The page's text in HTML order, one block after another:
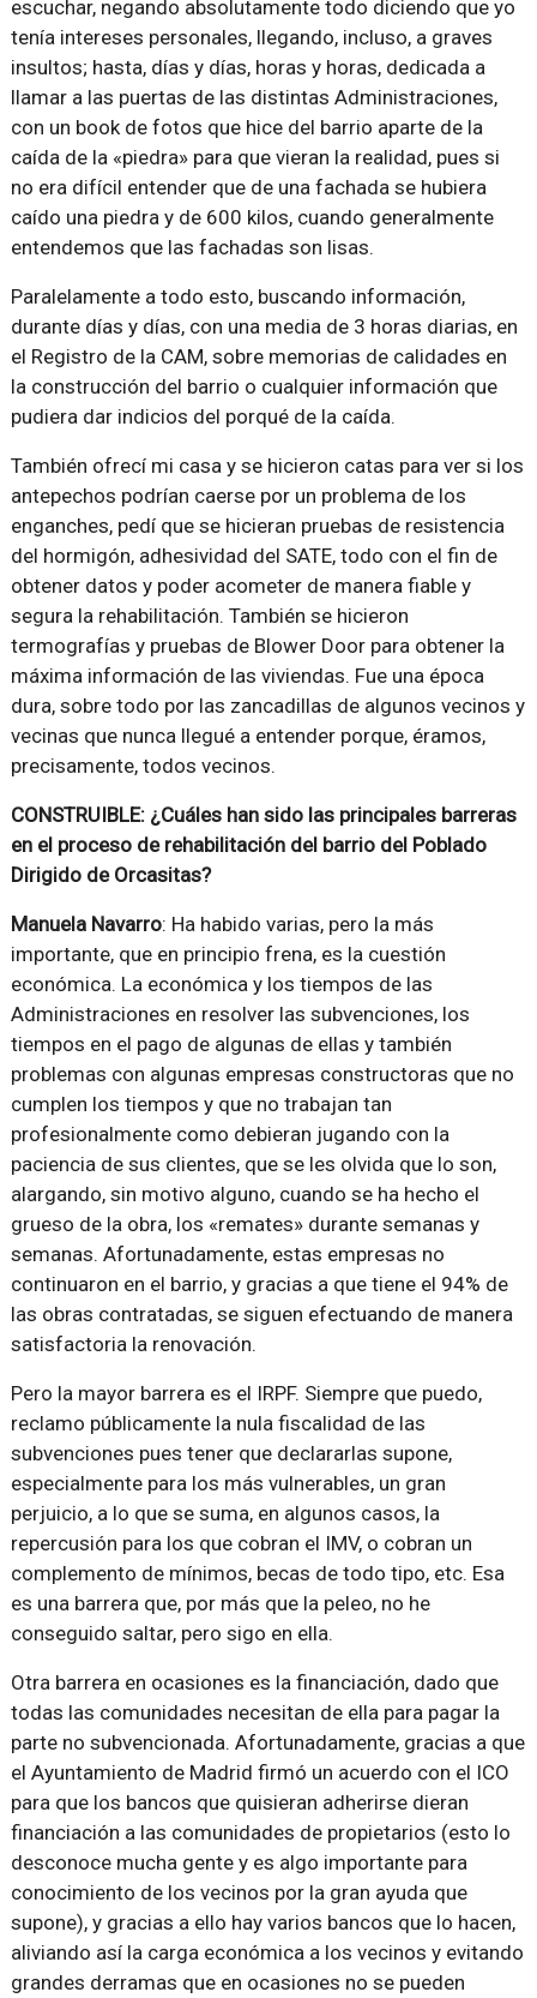
escuchar, negando absolutamente todo diciendo que yo
tenía intereses personales, llegando, incluso, a graves
insultos; hasta, días y días, horas y horas, dedicada a
llamar a las puertas de las distintas Administraciones,
con un book de fotos que hice del barrio aparte de la
caída de la «piedra» para que vieran la realidad, pues si
no era difícil entender que de una fachada se hubiera
caído una piedra y de 600 kilos, cuando generalmente
entendemos que las fachadas son lisas.
Paralelamente a todo esto, buscando información,
durante días y días, con una media de 3 horas diarias, en
el Registro de la CAM, sobre memorias de calidades en
la construcción del barrio o cualquier información que
pudiera dar indicios del porqué de la caída.
También ofrecí mi casa y se hicieron catas para ver si los
antepechos podrían caerse por un problema de los
enganches, pedí que se hicieran pruebas de resistencia
del hormigón, adhesividad del SATE, todo con el fin de
obtener datos y poder acometer de manera fiable y
segura la rehabilitación. También se hicieron
termografías y pruebas de Blower Door para obtener la
máxima información de las viviendas. Fue una época
dura, sobre todo por las zancadillas de algunos vecinos y
vecinas que nunca llegué a entender porque, éramos,
precisamente, todos vecinos.
CONSTRUIBLE: ¿Cuáles han sido las principales barreras
en el proceso de rehabilitación del barrio del Poblado
Dirigido de Orcasitas?
Manuela Navarro: Ha habido varias, pero la más
importante, que en principio frena, es la cuestión
económica. La económica y los tiempos de las
Administraciones en resolver las subvenciones, los
tiempos en el pago de algunas de ellas y también
problemas con algunas empresas constructoras que no
cumplen los tiempos y que no trabajan tan
profesionalmente como debieran jugando con la
paciencia de sus clientes, que se les olvida que lo son,
alargando, sin motivo alguno, cuando se ha hecho el
grueso de la obra, los «remates» durante semanas y
semanas. Afortunadamente, estas empresas no
continuaron en el barrio, y gracias a que tiene el 94% de
las obras contratadas, se siguen efectuando de manera
satisfactoria la renovación.
Pero la mayor barrera es el IRPF. Siempre que puedo,
reclamo públicamente la nula fiscalidad de las
subvenciones pues tener que declararlas supone,
especialmente para los más vulnerables, un gran
perjuicio, a lo que se suma, en algunos casos, la
repercusión para los que cobran el IMV, o cobran un
complemento de mínimos, becas de todo tipo, etc. Esa
es una barrera que, por más que la peleo, no he
conseguido saltar, pero sigo en ella.
Otra barrera en ocasiones es la financiación, dado que
todas las comunidades necesitan de ella para pagar la
parte no subvencionada. Afortunadamente, gracias a que
el Ayuntamiento de Madrid firmó un acuerdo con el ICO
para que los bancos que quisieran adherirse dieran
financiación a las comunidades de propietarios (esto lo
desconoce mucha gente y es algo importante para
conocimiento de los vecinos por la gran ayuda que
supone), y gracias a ello hay varios bancos que lo hacen,
aliviando así la carga económica a los vecinos y evitando
grandes derramas que en ocasiones no se pueden